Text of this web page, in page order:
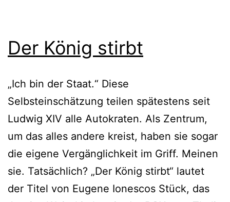
Der König stirbt
„Ich bin der Staat.“ Diese
Selbsteinschätzung teilen spätestens seit
Ludwig XIV alle Autokraten. Als Zentrum,
um das alles andere kreist, haben sie sogar
die eigene Vergänglichkeit im Griff. Meinen
sie. Tatsächlich? „Der König stirbt“ lautet
der Titel von Eugene Ionescos Stück, das